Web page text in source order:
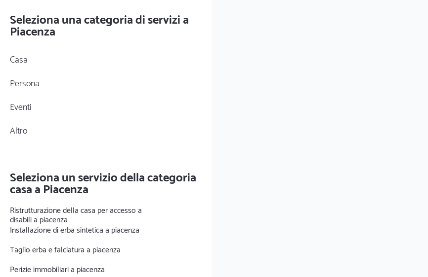
Seleziona una categoria di servizi a
Piacenza
Casa
Persona
Eventi
Altro
Seleziona un servizio della categoria
casa a Piacenza
Ristrutturazione della casa per accesso a
disabili a piacenza
Installazione di erba sintetica a piacenza
Taglio erba e falciatura a piacenza
Perizie immobiliari a piacenza